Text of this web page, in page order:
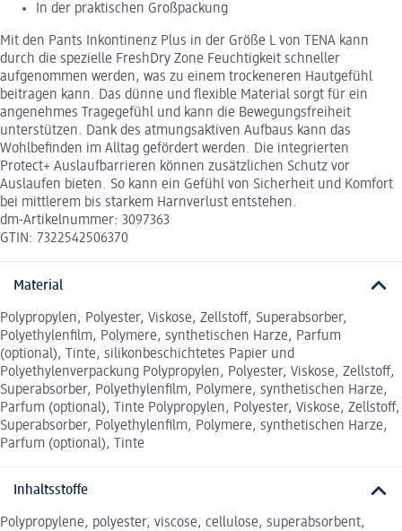
In der praktischen Großpackung
Mit den Pants Inkontinenz Plus in der Größe L von TENA kann
durch die spezielle FreshDry Zone Feuchtigkeit schneller
aufgenommen werden, was zu einem trockeneren Hautgefühl
beitragen kann. Das dünne und flexible Material sorgt für ein
angenehmes Tragegefühl und kann die Bewegungsfreiheit
unterstützen. Dank des atmungsaktiven Aufbaus kann das
Wohlbefinden im Alltag gefördert werden. Die integrierten
Protect+ Auslaufbarrieren können zusätzlichen Schutz vor
Auslaufen bieten. So kann ein Gefühl von Sicherheit und Komfort
bei mittlerem bis starkem Harnverlust entstehen.
dm-Artikelnummer: 3097363
GTIN: 7322542506370
Material
Polypropylen, Polyester, Viskose, Zellstoff, Superabsorber,
Polyethylenfilm, Polymere, synthetischen Harze, Parfum
(optional), Tinte, silikonbeschichtetes Papier und
Polyethylenverpackung Polypropylen, Polyester, Viskose, Zellstoff,
Superabsorber, Polyethylenfilm, Polymere, synthetischen Harze,
Parfum (optional), Tinte Polypropylen, Polyester, Viskose, Zellstoff,
Superabsorber, Polyethylenfilm, Polymere, synthetischen Harze,
Parfum (optional), Tinte
Inhaltsstoffe
Polypropylene, polyester, viscose, cellulose, superabsorbent,